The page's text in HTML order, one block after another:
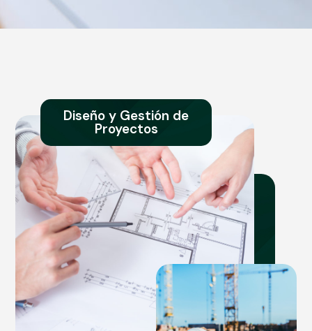
Diseño y Gestión de
Proyectos